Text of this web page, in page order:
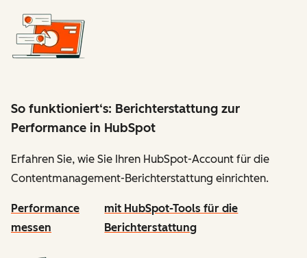
So funktioniert‘s: Berichterstattung zur
Performance in HubSpot
Erfahren Sie, wie Sie Ihren HubSpot-Account für die
Contentmanagement-Berichterstattung einrichten.
Performance
messen
mit HubSpot-Tools für die
Berichterstattung